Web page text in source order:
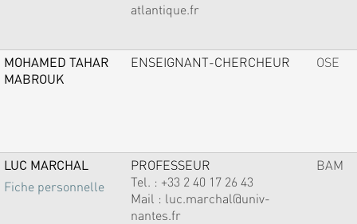
atlantique.fr
MOHAMED TAHAR
MABROUK
ENSEIGNANT-CHERCHEUR OSE
LUC MARCHAL
Fiche personnelle
PROFESSEUR
Tel. : +33 2 40 17 26 43
Mail : luc.marchal@univ-
nantes.fr
BAM